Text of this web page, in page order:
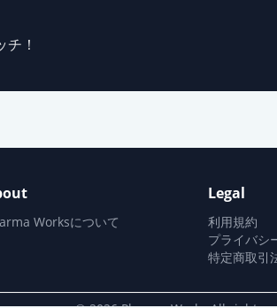
！
Worksについて
Legal
利用規約
プライバシ
特定商取引